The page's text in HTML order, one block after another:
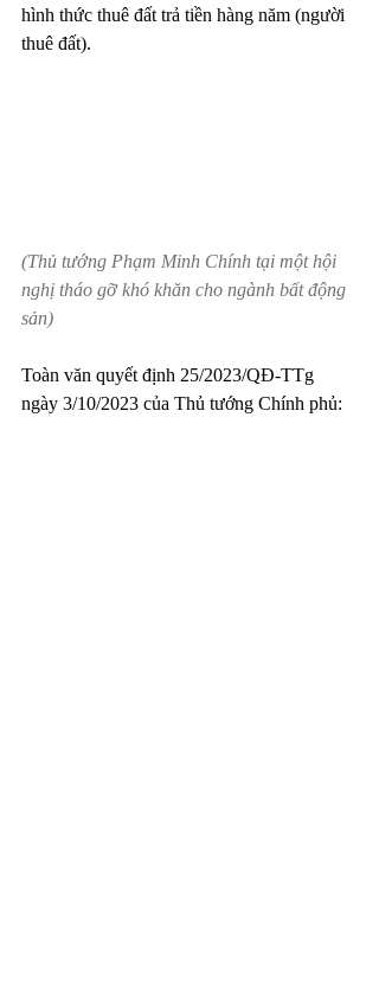
hình thức thuê đất trả tiền hàng năm (người
thuê đất).
(Thủ tướng Phạm Minh Chính tại một hội
nghị tháo gỡ khó khăn cho ngành bất động
sản)
Toàn văn quyết định 25/2023/QĐ-TTg
ngày 3/10/2023 của Thủ tướng Chính phủ: